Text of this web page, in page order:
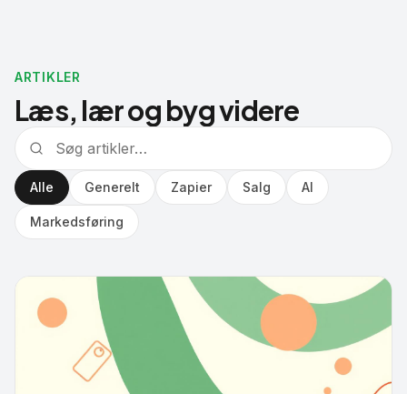
ARTIKLER
Læs, lær og byg videre
Alle Generelt Zapier Salg AI
Markedsføring